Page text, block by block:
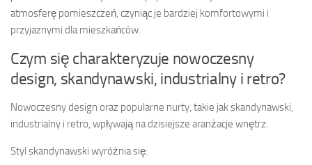
atmosferę pomieszczeń, czyniąc je bardziej komfortowymi i
przyjaznymi dla mieszkańców.
Czym się charakteryzuje nowoczesny
design, skandynawski, industrialny i retro?
Nowoczesny design oraz popularne nurty, takie jak skandynawski,
industrialny i retro, wpływają na dzisiejsze aranżacje wnętrz.
Styl skandynawski wyróżnia się: